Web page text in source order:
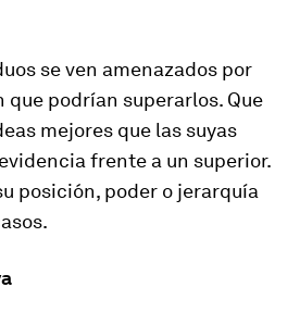
se ven amenazados por
que podrían superarlos. Que
mejores que las suyas
frente a un superior.
posición, poder o jerarquía